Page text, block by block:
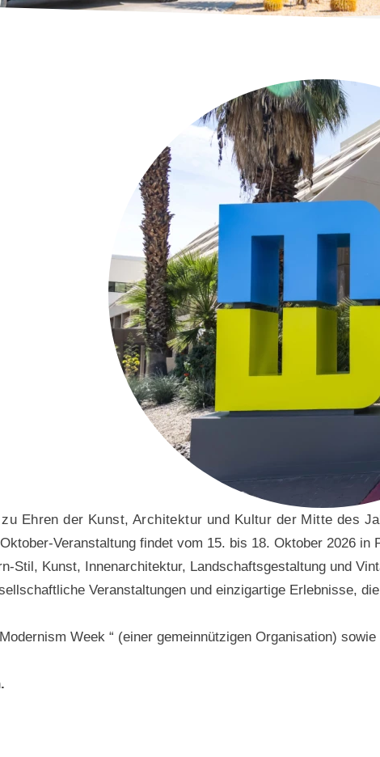
Ehren der Kunst, Architektur und Kultur der Mitte des
Veranstaltung findet vom 15. bis 18. Oktober 2026
Stil, Kunst, Innenarchitektur, Landschaftsgestaltung und
Veranstaltungen und einzigartige Erlebnisse,
Week “ (einer gemeinnützigen Organisation)